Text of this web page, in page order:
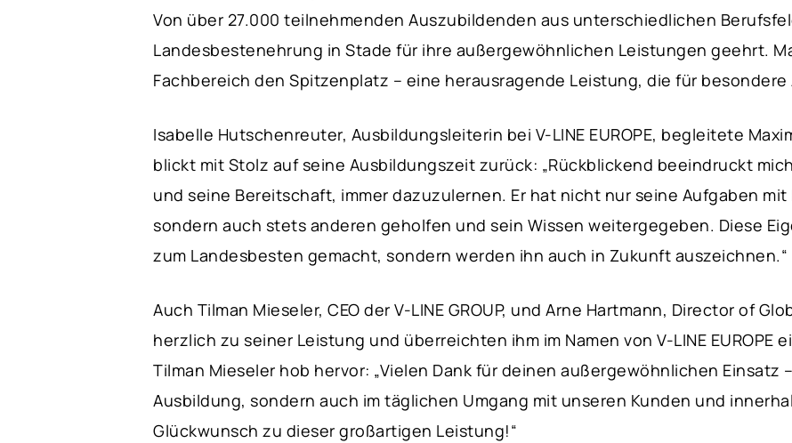
Von über 27.000 teilnehmenden Auszubildenden aus unterschiedlichen
Landesbestenehrung in Stade für ihre außergewöhnlichen Leistungen geehrt.
Fachbereich den Spitzenplatz – eine herausragende Leistung, die für
Isabelle Hutschenreuter, Ausbildungsleiterin bei V-LINE EUROPE, begleitete
blickt mit Stolz auf seine Ausbildungszeit zurück: „Rückblickend beeindruckt
und seine Bereitschaft, immer dazuzulernen. Er hat nicht nur seine Aufgaben
sondern auch stets anderen geholfen und sein Wissen weitergegeben. Diese
zum Landesbesten gemacht, sondern werden ihn auch in Zukunft auszeichnen.“
Auch Tilman Mieseler, CEO der V-LINE GROUP, und Arne Hartmann, Director of
herzlich zu seiner Leistung und überreichten ihm im Namen von V-LINE EUROPE
Tilman Mieseler hob hervor: „Vielen Dank für deinen außergewöhnlichen Einsatz
Ausbildung, sondern auch im täglichen Umgang mit unseren Kunden und
Glückwunsch zu dieser großartigen Leistung!“